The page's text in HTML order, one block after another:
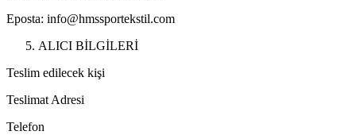
Eposta: info@hmssportekstil.com
ALICI BİLGİLERİ
Teslim edilecek kişi
Teslimat Adresi
Telefon